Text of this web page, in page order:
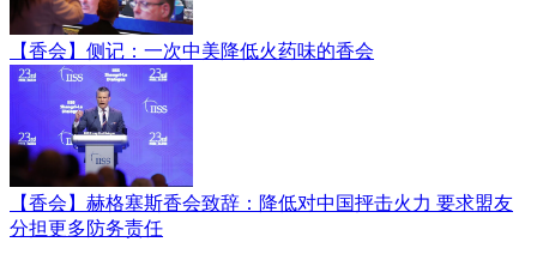
【香会】侧记：一次中美降低火药味的香会
【香会】赫格塞斯香会致辞：降低对中国抨击火力 要求盟友
分担更多防务责任